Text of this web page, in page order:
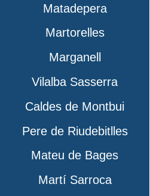
Matadepera
Martorelles
Marganell
Vilalba Sasserra
Caldes de Montbui
Pere de Riudebitlles
Mateu de Bages
Martí Sarroca